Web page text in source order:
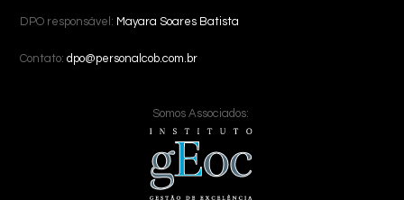
DPO responsável: Mayara Soares Batista
Contato:dpo@personalcob.com.br
Somos Associados: